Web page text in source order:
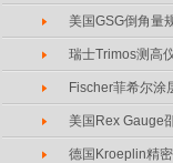
美国GSG倒角量
瑞士Trimos测高
Fischer菲希尔涂
美国Rex Gauge
德国Kroeplin精